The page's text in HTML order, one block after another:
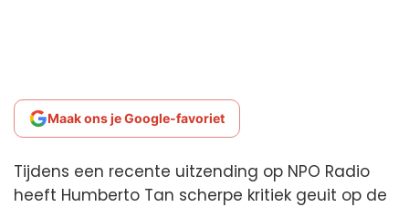
Maak ons je Google-favoriet
Tijdens een recente uitzending op NPO Radio
heeft Humberto Tan scherpe kritiek geuit op de